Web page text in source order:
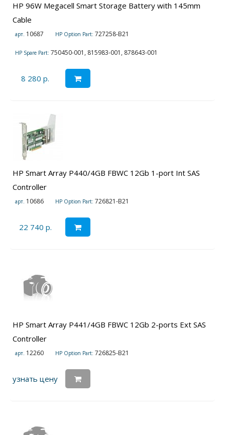
HP 96W Megacell Smart Storage Battery with 145mm
Cable
арт. 10687 HP Option Part: 727258-B21
HP Spare Part: 750450-001, 815983-001, 878643-001
8 280 р.
HP Smart Array P440/4GB FBWC 12Gb 1-port Int SAS
Controller
арт. 10686 HP Option Part: 726821-B21
22 740 р.
HP Smart Array P441/4GB FBWC 12Gb 2-ports Ext SAS
Controller
арт. 12260 HP Option Part: 726825-B21
узнать цену